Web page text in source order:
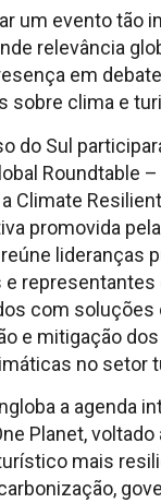
um evento tão
relevância
em
sobre clima e
do Sul
Roundtable
Climate
promovida
lideranças
e representantes
com soluções
e mitigação
no setor
a agenda
Planet,
mais